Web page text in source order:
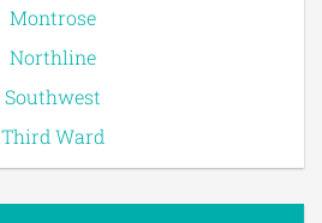
Montrose
Northline
Southwest
Third Ward